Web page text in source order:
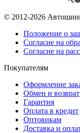
© 2012-2026
Положение о
Согласие на
Согласие на
Покупателям
Оформление
Обмен и возврат
Гарантия
Оплата в кредит
Оптовикам
Доставка и